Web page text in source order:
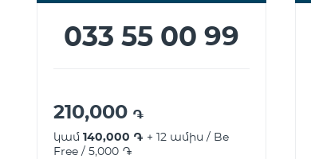
033 55 00 99
210,000 ֏
կամ 140,000 ֏ + 12 ամիս / Be
Free / 5,000 ֏